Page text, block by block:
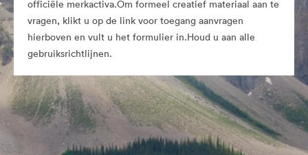
officiële merkactiva.Om formeel creatief materiaal aan te
vragen, klikt u op de link voor toegang aanvragen
hierboven en vult u het formulier in.Houd u aan alle
gebruiksrichtlijnen.